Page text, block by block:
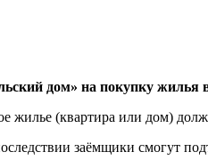
дом» на покупку жилья
(квартира или дом)
заёмщики смогут